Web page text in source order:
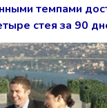
темпами
стея за 90